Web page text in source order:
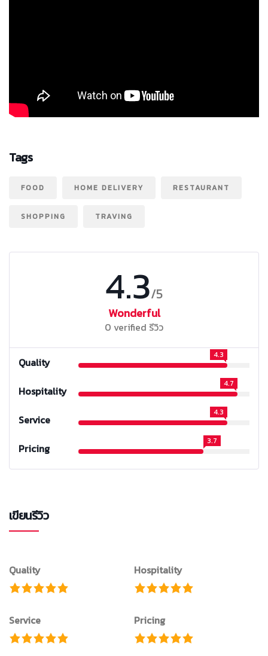
Tags
FOOD HOME DELIVERY RESTAURANT
SHOPPING TRAVING
4.3/5
Wonderful
0 verified รีวิว
Quality
4.3
Hospitality
4.7
Service
4.3
Pricing
3.7
เขียนรีวิว
Quality Hospitality
Service Pricing